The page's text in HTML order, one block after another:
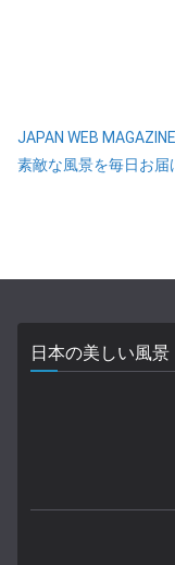
JAPAN WEB
素敵な風景を毎日お届
日本の美しい風景